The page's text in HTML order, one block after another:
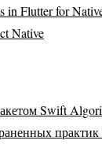
in Flutter for
Native
Swift